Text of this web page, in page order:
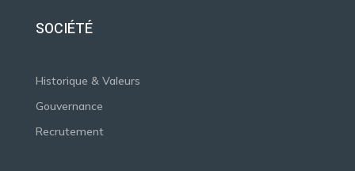
SOCIÉTÉ
Historique & Valeurs
Gouvernance
Recrutement